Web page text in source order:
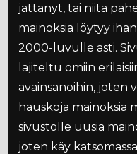
jättänyt, tai niitä
mainoksia löytyy
2000-luvulle asti.
lajiteltu omiin
avainsanoihin, joten
hauskoja mainoksia
sivustolle uusia
joten käy